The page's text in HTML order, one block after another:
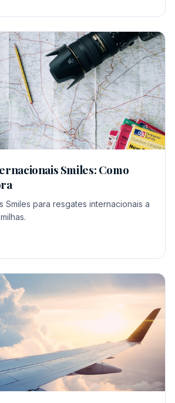
Smiles: Como
Smiles para resgates internacionais a